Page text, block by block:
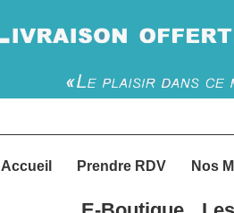
Accueil Prendre RDV Nos